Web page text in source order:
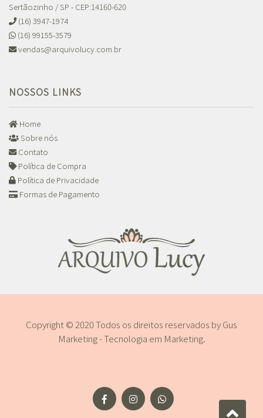
Sertãozinho / SP - CEP:14160-620
(16) 3947-1974
(16) 99155-3579
vendas@arquivolucy.com.br
NOSSOS LINKS
Home
Sobre nós
Contato
Política de Compra
Política de Privacidade
Formas de Pagamento
Copyright © 2020 Todos os direitos reservados byGus
Marketing - Tecnologia em Marketing.